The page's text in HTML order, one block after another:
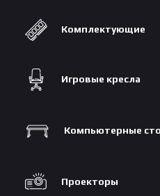
Комплектующие
Игровые кресла
Компьютерные
Проекторы